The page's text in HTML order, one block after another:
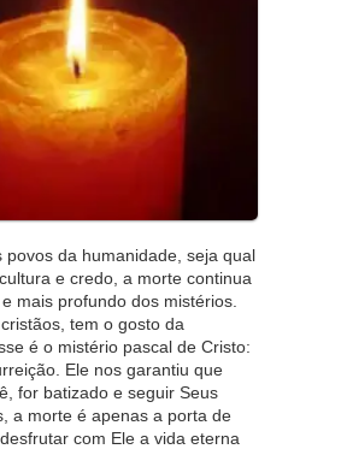
povos da humanidade, seja qual
e credo, a morte continua
mais profundo dos mistérios.
tem o gosto da
é o mistério pascal de Cristo:
Ele nos garantiu que
for batizado e seguir Seus
a morte é apenas a porta de
com Ele a vida eterna